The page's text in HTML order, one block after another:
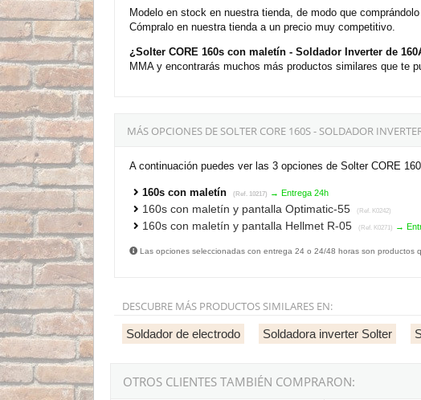
Modelo en stock en nuestra tienda, de modo que
Cómpralo en nuestra tienda a un precio muy competitivo.
¿Solter CORE 160s con maletín - Soldador Inverter de
MMA y encontrarás muchos más productos similares que te
MÁS OPCIONES DE SOLTER CORE 160S - SOLDADOR
A continuación puedes ver las 3 opciones de Solter CORE
160s con maletín (Ref. 10217) → Entrega 24h
160s con maletín y pantalla Optimatic-55 (Ref. K0242)
160s con maletín y pantalla Hellmet R-05 (Ref. K0271) →
Las opciones seleccionadas con entrega 24 o 24/48 horas son productos
DESCUBRE MÁS PRODUCTOS SIMILARES EN:
Soldador de electrodo Soldadora inverter Solter
OTROS CLIENTES TAMBIÉN COMPRARON: